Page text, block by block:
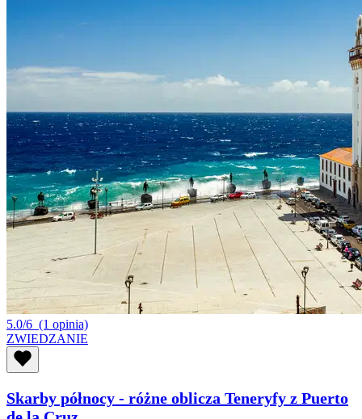
5.0/6 (1 opinia)
ZWIEDZANIE
Skarby północy - różne oblicza Teneryfy z Puerto